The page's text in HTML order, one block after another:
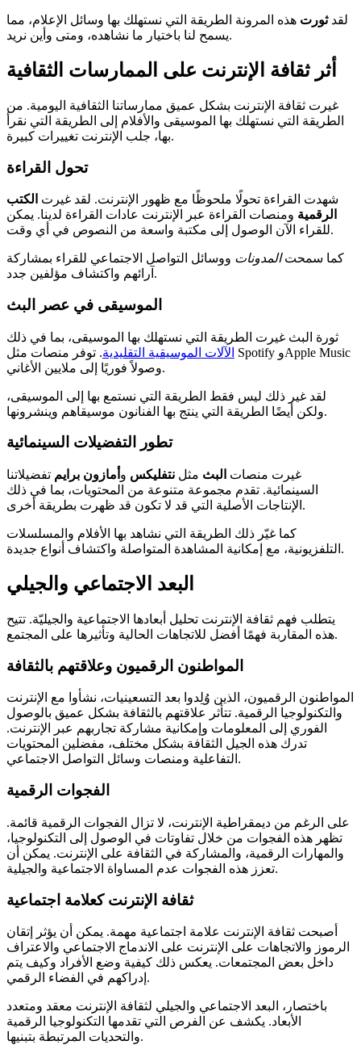
لقدثورت هذه المرونة الطريقة التي نستهلك بها وسائل الإعلام، مما
يسمح لنا باختيار ما نشاهده، ومتى وأين نريد.
أثر ثقافة الإنترنت على الممارسات الثقافية
غيرت ثقافة الإنترنت بشكل عميق ممارساتنا الثقافية اليومية. من
الطريقة التي نستهلك بها الموسيقى والأفلام إلى الطريقة التي نقرأ
بها، جلب الإنترنت تغييرات كبيرة.
تحول القراءة
شهدت القراءة تحولًا ملحوظًا مع ظهور الإنترنت. لقد غيرت الكتب
الرقمية ومنصات القراءة عبر الإنترنت عادات القراءة لدينا. يمكن
للقراء الآن الوصول إلى مكتبة واسعة من النصوص في أي وقت.
كما سمحتالمدونات ووسائل التواصل الاجتماعي للقراء بمشاركة
آرائهم واكتشاف مؤلفين جدد.
الموسيقى في عصر البث
ثورة البث غيرت الطريقة التي نستهلك بها الموسيقى، بما في ذلك
الآلات الموسيقية التقليدية. توفر منصات مثل Spotify وApple Music
وصولاً فوريًا إلى ملايين الأغاني.
لقد غير ذلك ليس فقط الطريقة التي نستمع بها إلى الموسيقى،
ولكن أيضًا الطريقة التي ينتج بها الفنانون موسيقاهم وينشرونها.
تطور التفضيلات السينمائية
غيرت منصات البث مثل نتفليكس و أمازون برايم تفضيلاتنا
السينمائية. تقدم مجموعة متنوعة من المحتويات، بما في ذلك
الإنتاجات الأصلية التي قد لا تكون قد ظهرت بطريقة أخرى.
كما غيّر ذلك الطريقة التي نشاهد بها الأفلام والمسلسلات
التلفزيونية، مع إمكانية المشاهدة المتواصلة واكتشاف أنواع جديدة.
البعد الاجتماعي والجيلي
يتطلب فهم ثقافة الإنترنت تحليل أبعادها الاجتماعية والجيليّة. تتيح
هذه المقاربة فهمًا أفضل للاتجاهات الحالية وتأثيرها على المجتمع.
المواطنون الرقميون وعلاقتهم بالثقافة
المواطنون الرقميون، الذين وُلِدوا بعد التسعينيات، نشأوا مع الإنترنت
والتكنولوجيا الرقمية. تتأثر علاقتهم بالثقافة بشكل عميق بالوصول
الفوري إلى المعلومات وإمكانية مشاركة تجاربهم عبر الإنترنت.
تدرك هذه الجيل الثقافة بشكل مختلف، مفضلين المحتويات
التفاعلية ومنصات وسائل التواصل الاجتماعي.
الفجوات الرقمية
على الرغم من ديمقراطية الإنترنت، لا تزال الفجوات الرقمية قائمة.
تظهر هذه الفجوات من خلال تفاوتات في الوصول إلى التكنولوجيا،
والمهارات الرقمية، والمشاركة في الثقافة على الإنترنت. يمكن أن
تعزز هذه الفجوات عدم المساواة الاجتماعية والجيلية.
ثقافة الإنترنت كعلامة اجتماعية
أصبحت ثقافة الإنترنت علامة اجتماعية مهمة. يمكن أن يؤثر إتقان
الرموز والاتجاهات على الإنترنت على الاندماج الاجتماعي والاعتراف
داخل بعض المجتمعات. يعكس ذلك كيفية وضع الأفراد وكيف يتم
إدراكهم في الفضاء الرقمي.
باختصار، البعد الاجتماعي والجيلي لثقافة الإنترنت معقد ومتعدد
الأبعاد. يكشف عن الفرص التي تقدمها التكنولوجيا الرقمية
والتحديات المرتبطة بتبنيها.